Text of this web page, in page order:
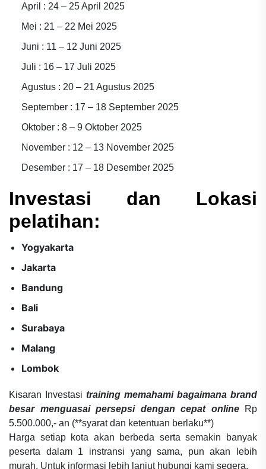
April : 24 – 25 April 2025
Mei : 21 – 22 Mei 2025
Juni : 11 – 12 Juni 2025
Juli : 16 – 17 Juli 2025
Agustus : 20 – 21 Agustus 2025
September : 17 – 18 September 2025
Oktober : 8 – 9 Oktober 2025
November : 12 – 13 November 2025
Desember : 17 – 18 Desember 2025
Investasi dan Lokasi
pelatihan:
Yogyakarta
Jakarta
Bandung
Bali
Surabaya
Malang
Lombok
Kisaran Investasi training memahami bagaimana brand
besar menguasai persepsi dengan cepat online
Rp
5.500.000,- an (**syarat dan ketentuan berlaku**)
Harga setiap kota akan berbeda serta semakin banyak
peserta dalam 1 instransi yang sama, pun akan lebih
murah. Untuk informasi lebih lanjut hubungi kami segera.